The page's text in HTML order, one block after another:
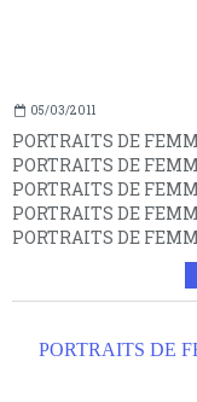
05/03/2011
PORTRAITS DE
PORTRAITS DE
PORTRAITS DE
PORTRAITS DE
PORTRAITS DE
PORTRAITS DE